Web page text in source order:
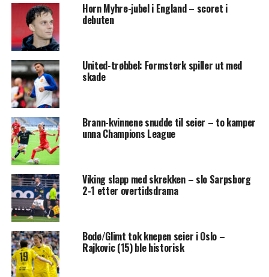
Horn Myhre-jubel i England – scoret i
debuten
United-trøbbel: Formsterk spiller ut med
skade
Brann-kvinnene snudde til seier – to kamper
unna Champions League
Viking slapp med skrekken – slo Sarpsborg
2-1 etter overtidsdrama
Bodø/Glimt tok knepen seier i Oslo –
Rajkovic (15) ble historisk